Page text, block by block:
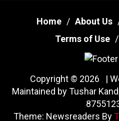
Home About Us
Terms of Use
Copyright © 2026 . |
Maintained by Tushar
Theme: Newsreaders By